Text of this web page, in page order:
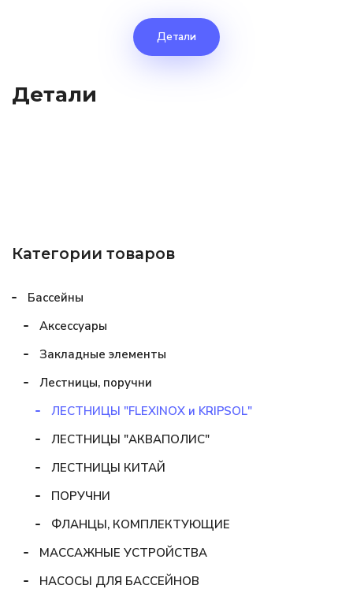
Детали
Детали
Категории товаров
Бассейны
Аксессуары
Закладные элементы
Лестницы, поручни
ЛЕСТНИЦЫ "FLEXINOX и KRIPSOL"
ЛЕСТНИЦЫ "АКВАПОЛИС"
ЛЕСТНИЦЫ КИТАЙ
ПОРУЧНИ
ФЛАНЦЫ, КОМПЛЕКТУЮЩИЕ
МАССАЖНЫЕ УСТРОЙСТВА
НАСОСЫ ДЛЯ БАССЕЙНОВ